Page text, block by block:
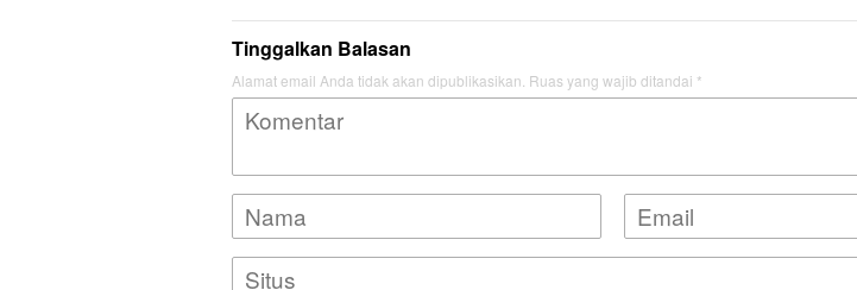
Tinggalkan Balasan
Alamat email Anda tidak akan dipublikasikan. Ruas yang wajib ditandai *